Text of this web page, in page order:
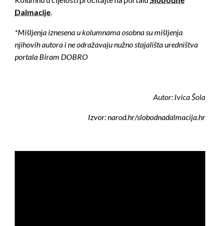
Dalmacije.
*Mišljenja iznesena u kolumnama osobna su mišljenja
njihovih autora i ne odražavaju nužno stajališta uredništva
portala Biram DOBRO
Autor: Ivica Šola
Izvor: narod.hr/slobodnadalmacija.hr